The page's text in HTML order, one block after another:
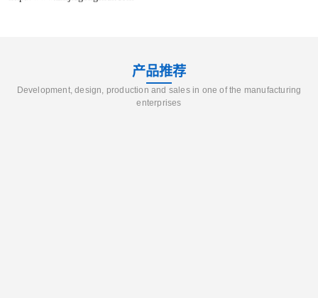
产品推荐
Development, design, production and sales in one of the manufacturing
enterprises